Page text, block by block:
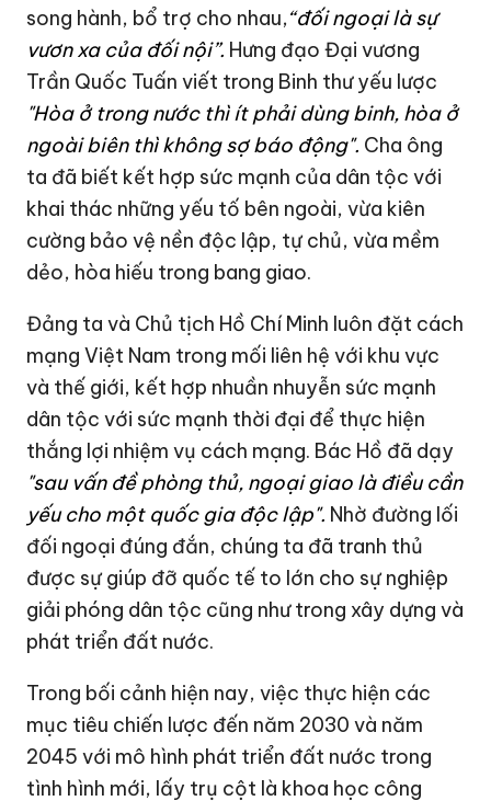
song hành, bổ trợ cho nhau,“đối ngoại là sự
vươn xa của đối nội”. Hưng đạo Đại vương
Trần Quốc Tuấn viết trong Binh thư yếu lược
"Hòa ở trong nước thì ít phải dùng binh, hòa ở
ngoài biên thì không sợ báo động". Cha ông
ta đã biết kết hợp sức mạnh của dân tộc với
khai thác những yếu tố bên ngoài, vừa kiên
cường bảo vệ nền độc lập, tự chủ, vừa mềm
dẻo, hòa hiếu trong bang giao.
Đảng ta và Chủ tịch Hồ Chí Minh luôn đặt cách
mạng Việt Nam trong mối liên hệ với khu vực
và thế giới, kết hợp nhuần nhuyễn sức mạnh
dân tộc với sức mạnh thời đại để thực hiện
thắng lợi nhiệm vụ cách mạng. Bác Hồ đã dạy
"sau vấn đề phòng thủ, ngoại giao là điều cần
yếu cho một quốc gia độc lập". Nhờ đường lối
đối ngoại đúng đắn, chúng ta đã tranh thủ
được sự giúp đỡ quốc tế to lớn cho sự nghiệp
giải phóng dân tộc cũng như trong xây dựng và
phát triển đất nước.
Trong bối cảnh hiện nay, việc thực hiện các
mục tiêu chiến lược đến năm 2030 và năm
2045 với mô hình phát triển đất nước trong
tình hình mới, lấy trụ cột là khoa học công